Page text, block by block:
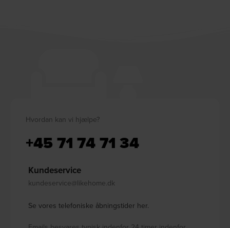
Hvordan kan vi hjælpe?
+45 71 74 71 34
Kundeservice
kundeservice@likehome.dk
Se vores telefoniske åbningstider her.